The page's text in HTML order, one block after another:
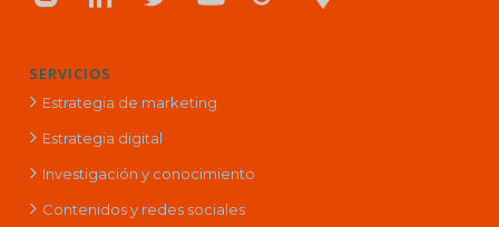
SERVICIOS
Estrategia de marketing
Estrategia digital
Investigación y conocimiento
Contenidos y redes sociales